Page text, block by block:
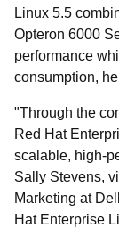
Linux 5.5
Opteron 6000
performance
consumption,
"Through the
Red Hat
scalable, high-
Sally Stevens,
Marketing at
Hat Enterprise